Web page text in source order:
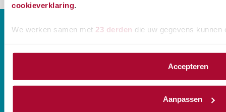
cookieverklaring.
We werken samen met 23 derden die uw gegevens kunnen
Accepteren
Aanpassen